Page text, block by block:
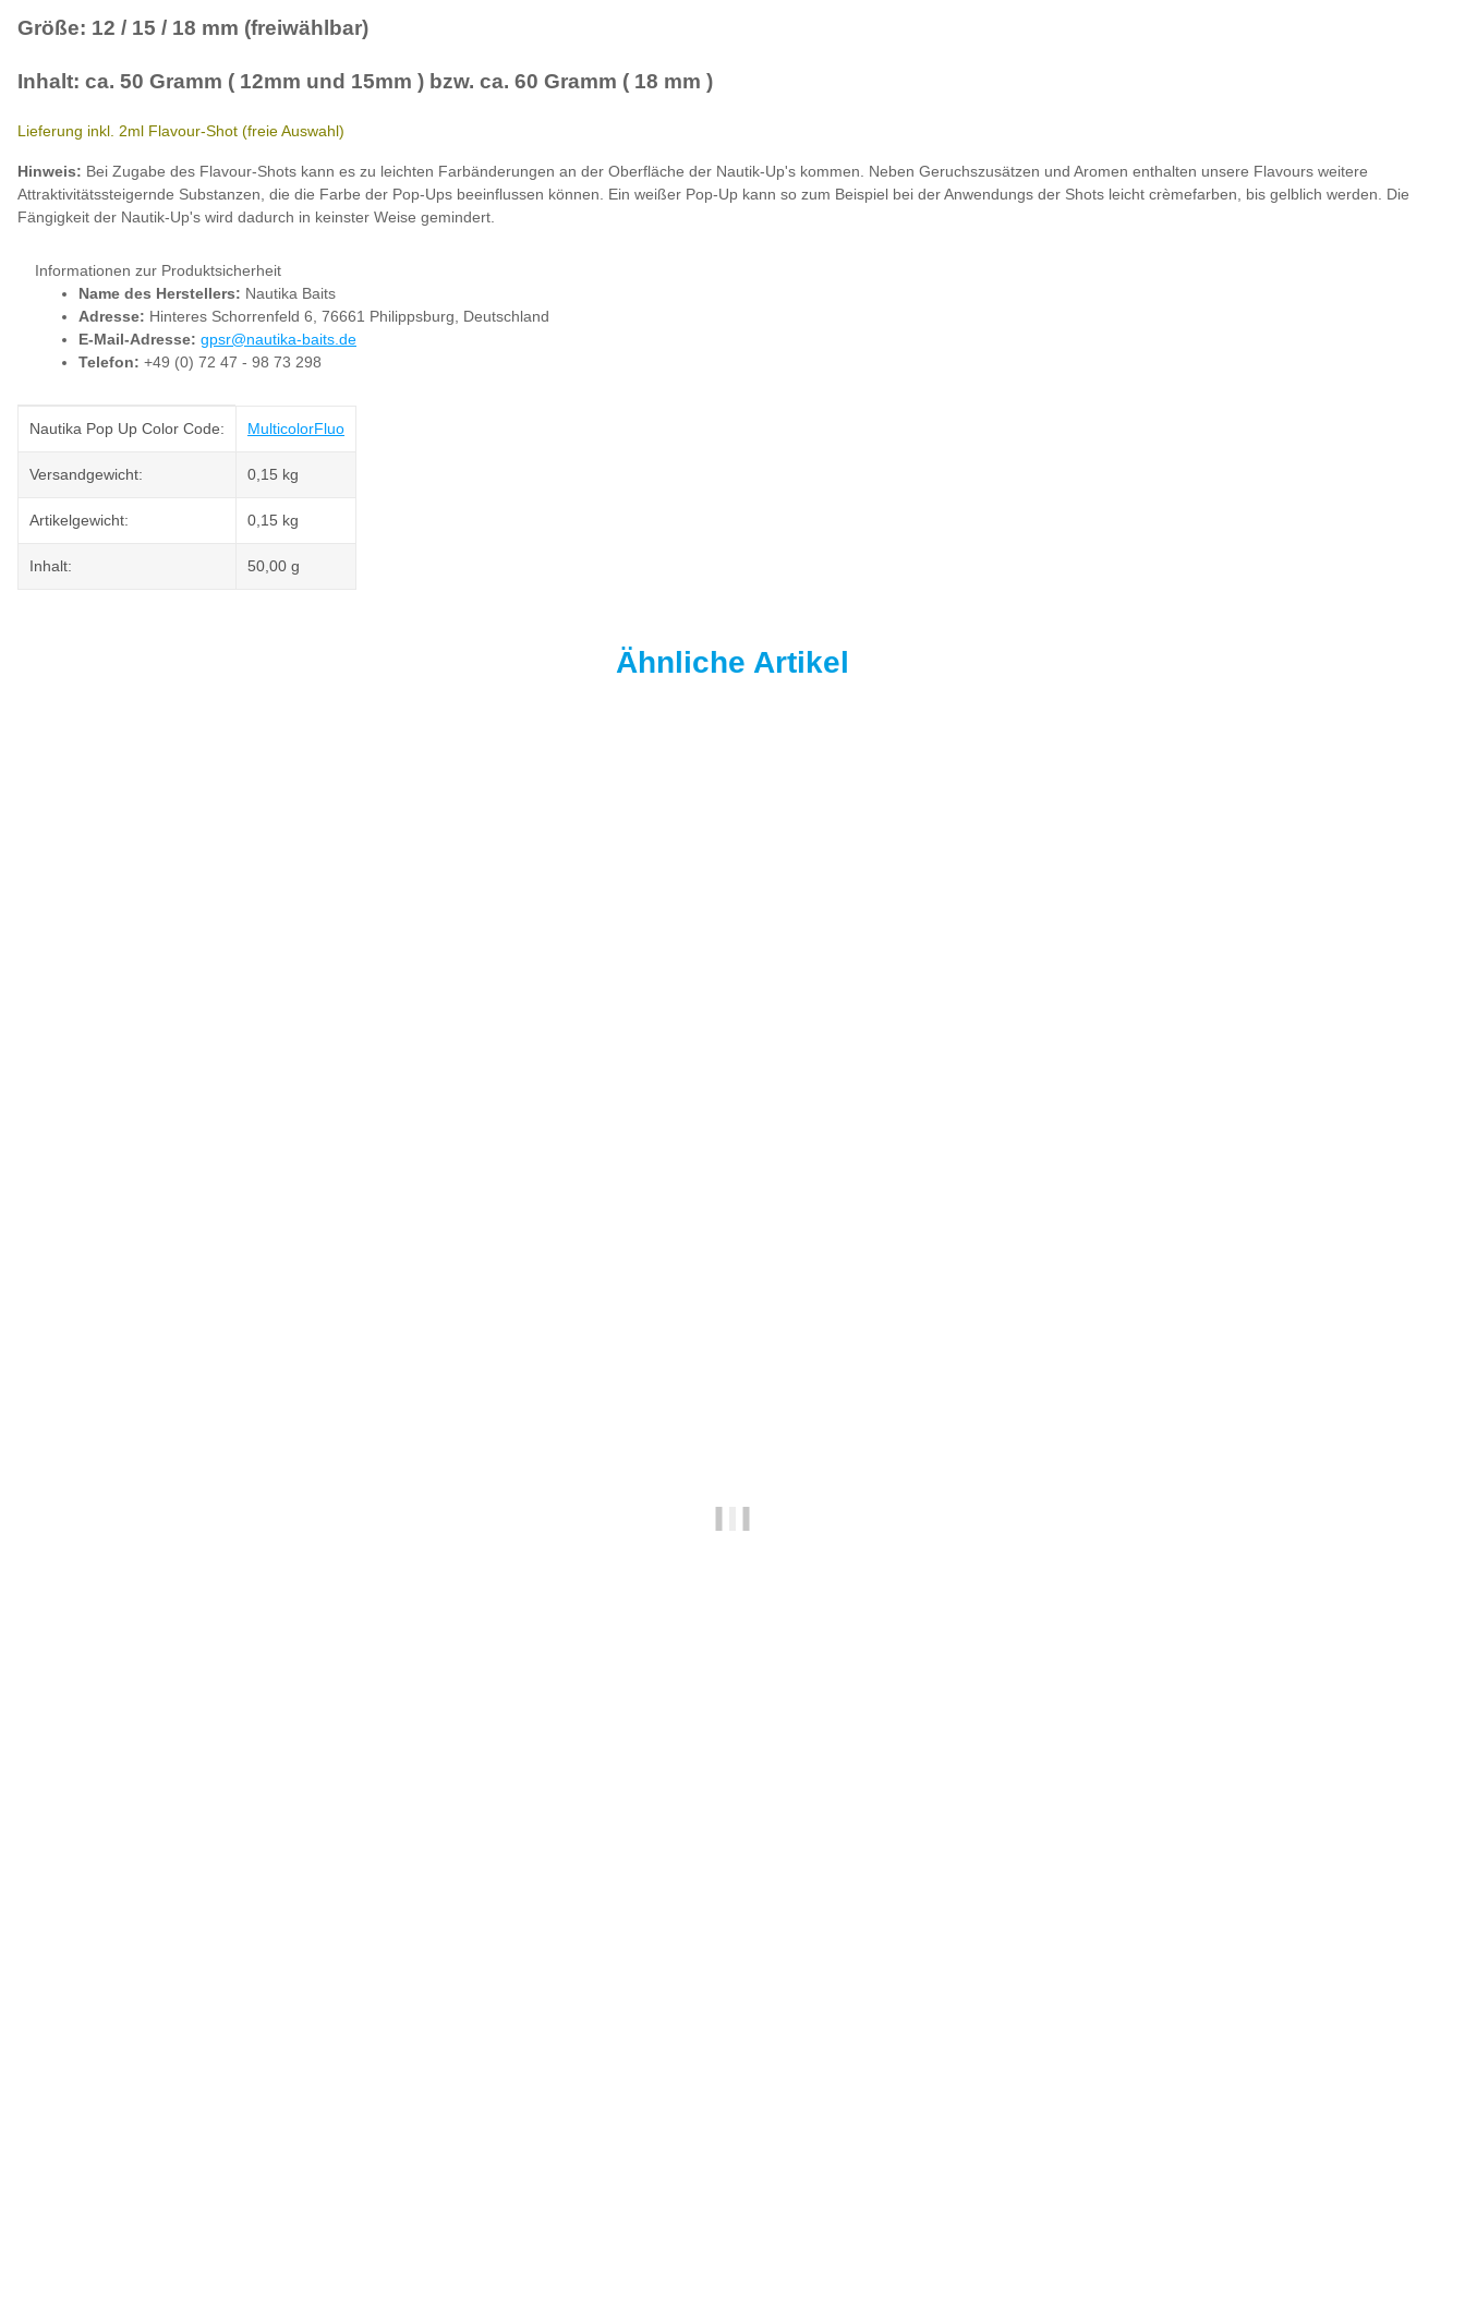
Größe: 12 / 15 / 18 mm (freiwählbar)
Inhalt: ca. 50 Gramm ( 12mm und 15mm ) bzw. ca. 60 Gramm ( 18 mm )
Lieferung inkl. 2ml Flavour-Shot (freie Auswahl)
Hinweis: Bei Zugabe des Flavour-Shots kann es zu leichten Farbänderungen an der Oberfläche der Nautik-Up's kommen. Neben Geruchszusätzen und Aromen enthalten unsere Flavours weitere
Attraktivitätssteigernde Substanzen, die die Farbe der Pop-Ups beeinflussen können. Ein weißer Pop-Up kann so zum Beispiel bei der Anwendungs der Shots leicht crèmefarben, bis gelblich werden. Die
Fängigkeit der Nautik-Up's wird dadurch in keinster Weise gemindert.
Informationen zur Produktsicherheit
Name des Herstellers: Nautika Baits
Adresse: Hinteres Schorrenfeld 6, 76661 Philippsburg, Deutschland
E-Mail-Adresse: gpsr@nautika-baits.de
Telefon: +49 (0) 72 47 - 98 73 298
Nautika Pop Up Color Code: MulticolorFluo
Versandgewicht: 0,15 kg
Artikelgewicht: 0,15 kg
Inhalt: 50,00 g
Ähnliche Artikel